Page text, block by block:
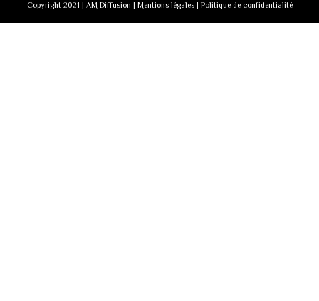
Copyright 2021 | AM Diffusion | Mentions légales| Politique de confidentialité